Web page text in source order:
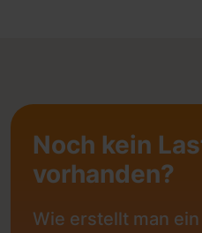
Noch kein
vorhanden?
Wie erstellt man